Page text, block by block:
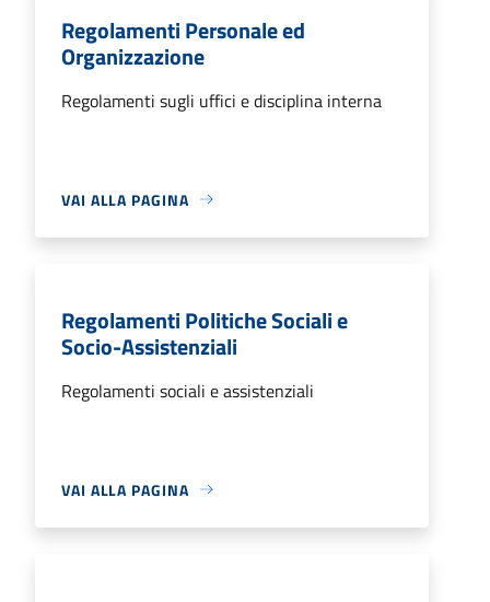
Regolamenti Personale ed
Organizzazione
Regolamenti sugli uffici e disciplina interna
VAI ALLA PAGINA
Regolamenti Politiche Sociali e
Socio-Assistenziali
Regolamenti sociali e assistenziali
VAI ALLA PAGINA